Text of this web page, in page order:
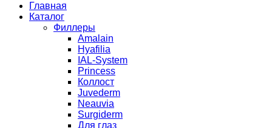
Главная
Каталог
Филлеры
Amalain
Hyafilia
IAL-System
Princess
Коллост
Juvederm
Neauvia
Surgiderm
Для глаз